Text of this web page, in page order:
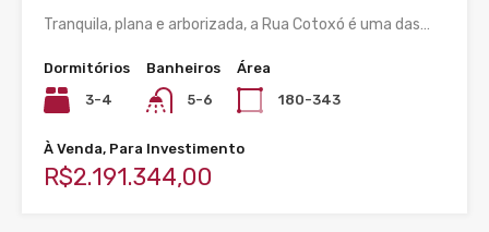
Tranquila, plana e arborizada, a Rua Cotoxó é uma das…
Dormitórios
3-4
Banheiros
5-6
Área
180-343
À Venda, Para Investimento
R$2.191.344,00